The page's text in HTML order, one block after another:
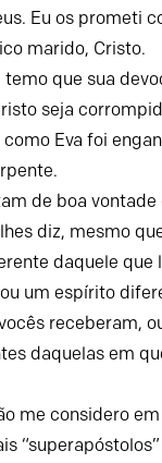
Eu os prometi
marido, Cristo.
temo que sua
seja
Eva foi
de boa vontade
diz, mesmo
daquele que
um espírito
receberam,
daquelas em
me considero